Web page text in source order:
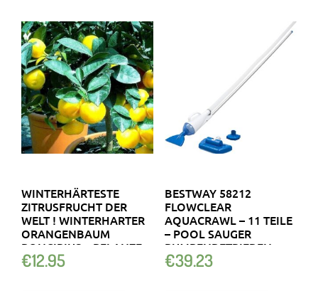
WINTERHÄRTESTE
ZITRUSFRUCHT DER
WELT ! WINTERHARTER
ORANGENBAUM
PONCIRIUS .. PFLANZE
€12.95
BESTWAY 58212
FLOWCLEAR
AQUACRAWL – 11 TEILE
– POOL SAUGER
PUMPENBETRIEBEN
€39.23